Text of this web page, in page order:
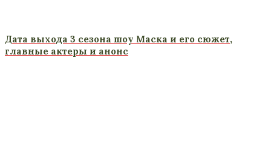
Дата выхода 3 сезона шоу Маска и его сюжет,
главные актеры и анонс